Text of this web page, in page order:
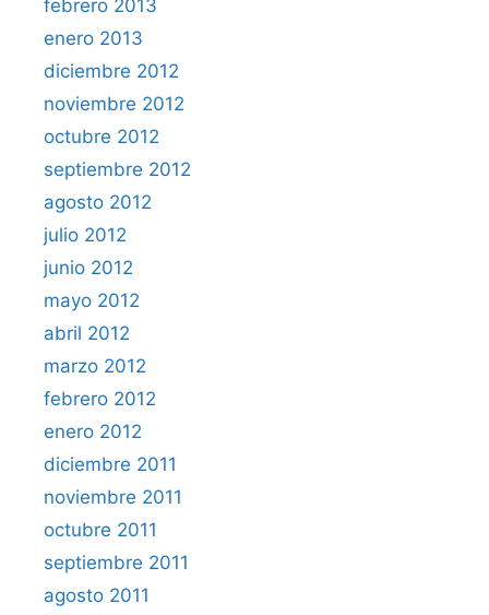
febrero 2013
enero 2013
diciembre 2012
noviembre 2012
octubre 2012
septiembre 2012
agosto 2012
julio 2012
junio 2012
mayo 2012
abril 2012
marzo 2012
febrero 2012
enero 2012
diciembre 2011
noviembre 2011
octubre 2011
septiembre 2011
agosto 2011